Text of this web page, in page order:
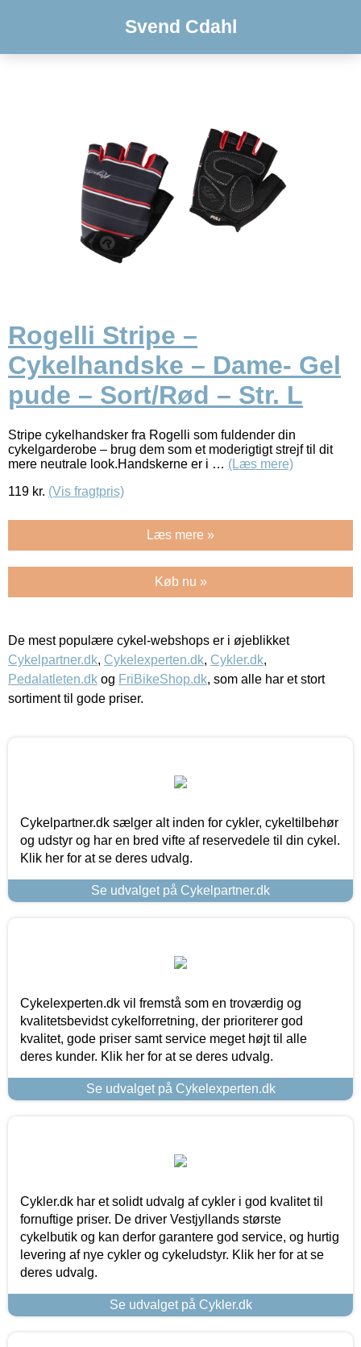
Svend Cdahl
Rogelli Stripe –
Cykelhandske – Dame- Gel
pude – Sort/Rød – Str. L
Stripe cykelhandsker fra Rogelli som fuldender din
cykelgarderobe – brug dem som et moderigtigt strejf til dit
mere neutrale look.Handskerne er i … (Læs mere)
119 kr. (Vis fragtpris)
Læs mere »
Køb nu »
De mest populære cykel-webshops er i øjeblikket
Cykelpartner.dk, Cykelexperten.dk, Cykler.dk,
Pedalatleten.dk og FriBikeShop.dk, som alle har et stort
sortiment til gode priser.
Cykelpartner.dk sælger alt inden for cykler, cykeltilbehør
og udstyr og har en bred vifte af reservedele til din cykel.
Klik her for at se deres udvalg.
Se udvalget på Cykelpartner.dk
Cykelexperten.dk vil fremstå som en troværdig og
kvalitetsbevidst cykelforretning, der prioriterer god
kvalitet, gode priser samt service meget højt til alle
deres kunder. Klik her for at se deres udvalg.
Se udvalget på Cykelexperten.dk
Cykler.dk har et solidt udvalg af cykler i god kvalitet til
fornuftige priser. De driver Vestjyllands største
cykelbutik og kan derfor garantere god service, og hurtig
levering af nye cykler og cykeludstyr. Klik her for at se
deres udvalg.
Se udvalget på Cykler.dk